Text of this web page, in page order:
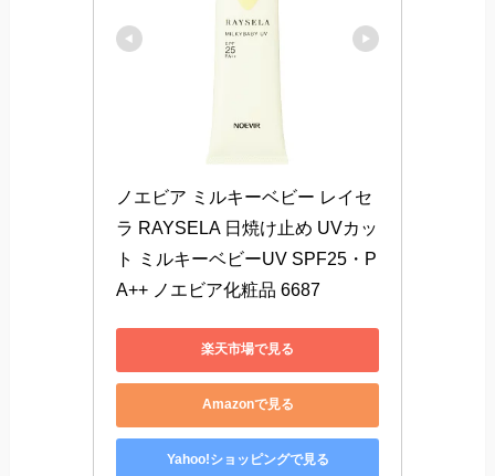
ノエビア ミルキーベビー レイセ
ラ RAYSELA 日焼け止め UVカッ
ト ミルキーベビーUV SPF25・P
A++ ノエビア化粧品 6687
楽天市場で見る
Amazonで見る
Yahoo!ショッピングで見る